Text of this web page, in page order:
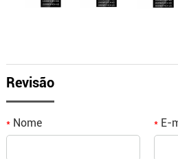
Revisão
*Nome *E-